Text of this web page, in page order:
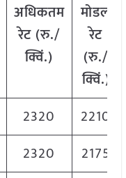
अधिकतम
रेट (रु./
क्विं.)
मोडल
रेट
(रु./
क्विं.)
2320
2210
2320
2175